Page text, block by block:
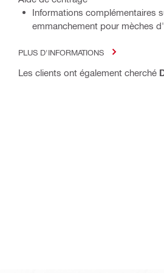
Informations complémentaires
emmanchement pour mèches
PLUS D'INFORMATIONS
Les clients ont également cherché